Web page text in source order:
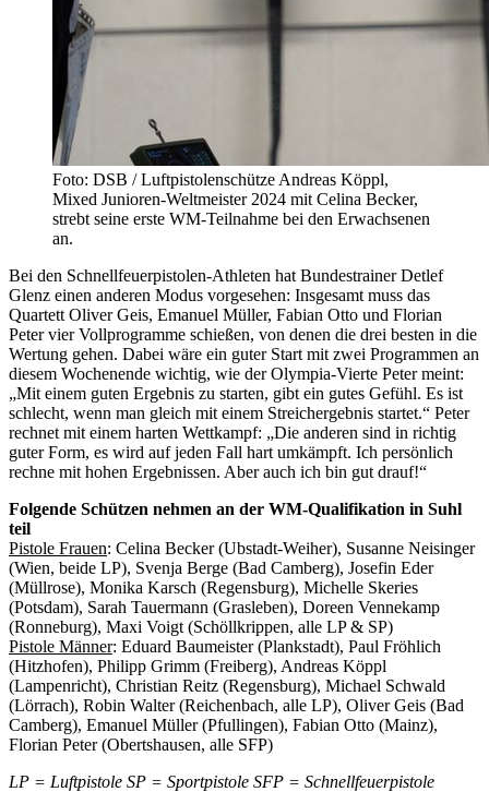
Foto: DSB / Luftpistolenschütze Andreas Köppl,
Mixed Junioren-Weltmeister 2024 mit Celina Becker,
strebt seine erste WM-Teilnahme bei den Erwachsenen
an.
Bei den Schnellfeuerpistolen-Athleten hat Bundestrainer Detlef
Glenz einen anderen Modus vorgesehen: Insgesamt muss das
Quartett Oliver Geis, Emanuel Müller, Fabian Otto und Florian
Peter vier Vollprogramme schießen, von denen die drei besten in die
Wertung gehen. Dabei wäre ein guter Start mit zwei Programmen an
diesem Wochenende wichtig, wie der Olympia-Vierte Peter meint:
„Mit einem guten Ergebnis zu starten, gibt ein gutes Gefühl. Es ist
schlecht, wenn man gleich mit einem Streichergebnis startet.“ Peter
rechnet mit einem harten Wettkampf: „Die anderen sind in richtig
guter Form, es wird auf jeden Fall hart umkämpft. Ich persönlich
rechne mit hohen Ergebnissen. Aber auch ich bin gut drauf!“
Folgende Schützen nehmen an der WM-Qualifikation in Suhl
teil
Pistole Frauen: Celina Becker (Ubstadt-Weiher), Susanne Neisinger
(Wien, beide LP), Svenja Berge (Bad Camberg), Josefin Eder
(Müllrose), Monika Karsch (Regensburg), Michelle Skeries
(Potsdam), Sarah Tauermann (Grasleben), Doreen Vennekamp
(Ronneburg), Maxi Voigt (Schöllkrippen, alle LP & SP)
Pistole Männer: Eduard Baumeister (Plankstadt), Paul Fröhlich
(Hitzhofen), Philipp Grimm (Freiberg), Andreas Köppl
(Lampenricht), Christian Reitz (Regensburg), Michael Schwald
(Lörrach), Robin Walter (Reichenbach, alle LP), Oliver Geis (Bad
Camberg), Emanuel Müller (Pfullingen), Fabian Otto (Mainz),
Florian Peter (Obertshausen, alle SFP)
LP = Luftpistole SP = Sportpistole SFP = Schnellfeuerpistole